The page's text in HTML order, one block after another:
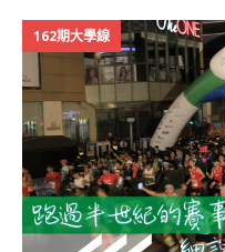
162期大學線